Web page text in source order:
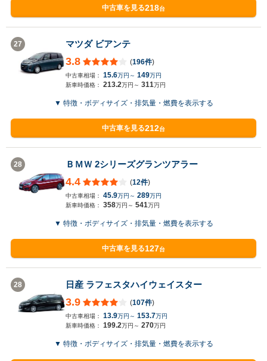
中古車を見る218台
27 マツダ ビアンテ
3.8 (196件)
中古車相場： 15.6万円～ 149万円
新車時価格： 213.2万円～ 311万円
▼ 特徴・ボディサイズ・排気量・燃費を表示する
中古車を見る212台
28 ＢＭＷ 2シリーズグランツアラー
4.4 (12件)
中古車相場： 45.9万円～ 289万円
新車時価格： 358万円～ 541万円
▼ 特徴・ボディサイズ・排気量・燃費を表示する
中古車を見る127台
28 日産 ラフェスタハイウェイスター
3.9 (107件)
中古車相場： 13.9万円～ 153.7万円
新車時価格： 199.2万円～ 270万円
▼ 特徴・ボディサイズ・排気量・燃費を表示する